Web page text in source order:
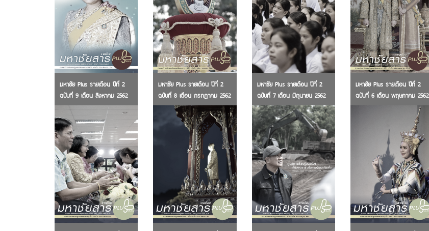
มหาชัย Plus รายเดือน ปีที่ 2
ฉบับที่ 9 เดือน สิงหาคม 2562
มหาชัย Plus รายเดือน ปีที่ 2
ฉบับที่ 8 เดือน กรกฎาคม 2562
มหาชัย Plus รายเดือน ปีที่ 2
ฉบับที่ 7 เดือน มิถุนายน 2562
มหาชัย Plus รายเดือน ปีที่ 2
ฉบับที่ 6 เดือน พฤษภาคม 2562